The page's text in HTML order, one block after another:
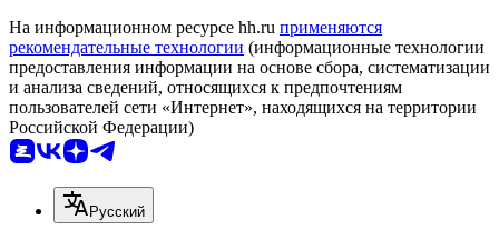
На информационном ресурсе hh.ru применяются
рекомендательные технологии (информационные технологии
предоставления информации на основе сбора, систематизации
и анализа сведений, относящихся к предпочтениям
пользователей сети «Интернет», находящихся на территории
Российской Федерации)
Русский